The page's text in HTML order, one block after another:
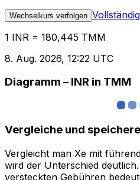
Wechselkurs verfolgen
1 INR = 180,445 TMM
8. Aug. 2026, 12:22 UTC
Diagramm – INR in TMM
Vergleiche und speichere
Vergleicht man Xe mit
wird der Unterschied
versteckten Gebühren